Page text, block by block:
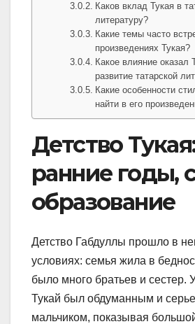
Каков вклад Тукая в
литературу?
Какие темы часто
произведениях Тукая?
Какое влияние оказал
развитие татарской
Какие особенности
найти в его
Детство
ранние годы,
образование
Детство Габдуллы прошло в
условиях: семья жила в
было много братьев и сестер.
Тукай был обдуманным и
мальчиком, показывая